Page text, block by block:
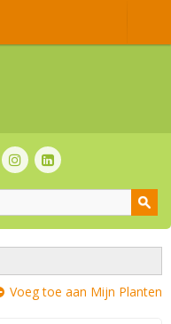
Voeg toe aan Mijn Planten